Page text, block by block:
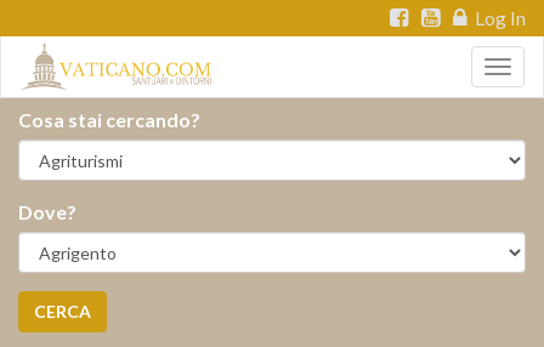
Log In
Cosa stai cercando?
Dove?
CERCA